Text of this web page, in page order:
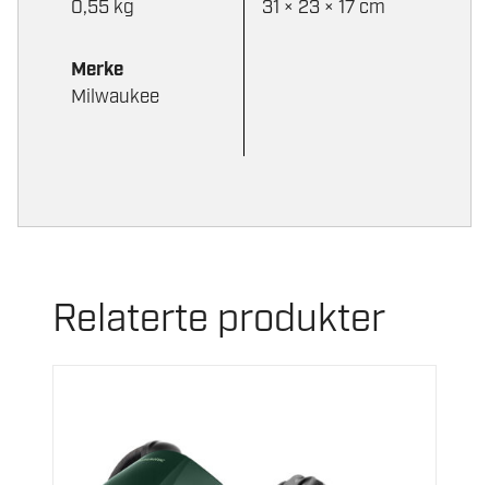
0,55 kg
31 × 23 × 17 cm
Merke
Milwaukee
Relaterte produkter